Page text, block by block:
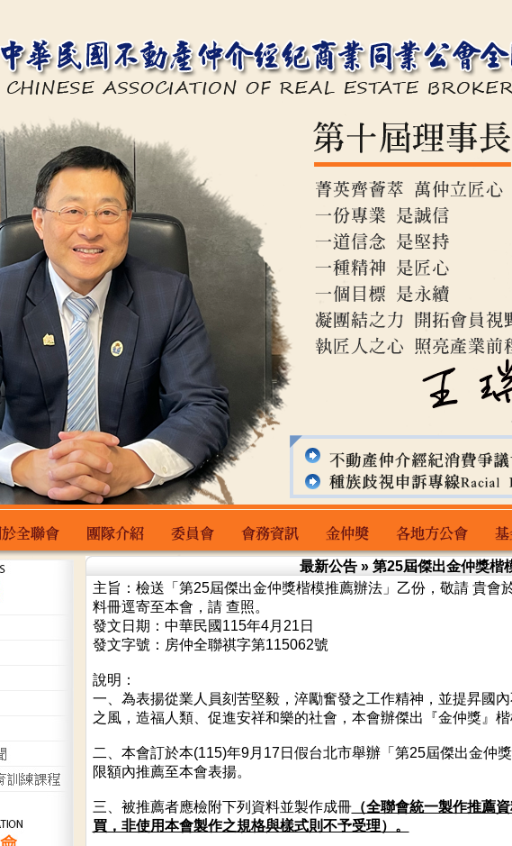
聯會 團隊介紹 委員會 會務資訊 金仲獎 各地方公會 基
最新公告 » 第25屆傑出金仲獎楷
主旨：檢送「第25屆傑出金仲獎楷模推薦辦法」乙份，敬請 貴會
料冊逕寄至本會，請 查照。
發文日期：中華民國115年4月21日
發文字號：房仲全聯祺字第115062號
說明：
一、為表揚從業人員刻苦堅毅，淬勵奮發之工作精神，並提昇國
之風，造福人類、促進安祥和樂的社會，本會辦傑出『金仲獎』
二、本會訂於本(115)年9月17日假台北市舉辦「第25屆傑出金仲
限額內推薦至本會表揚。
三、被推薦者應檢附下列資料並製作成冊（全聯會統一製作推薦
買，非使用本會製作之規格與樣式則不予受理）。